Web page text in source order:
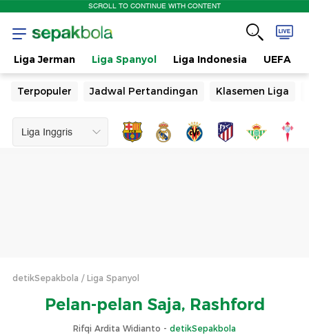
SCROLL TO CONTINUE WITH CONTENT
Liga Jerman Liga Spanyol Liga Indonesia UEFA
Terpopuler Jadwal Pertandingan Klasemen Liga
detikSepakbola Liga Spanyol
Pelan-pelan Saja, Rashford
Rifqi Ardita Widianto - detikSepakbola